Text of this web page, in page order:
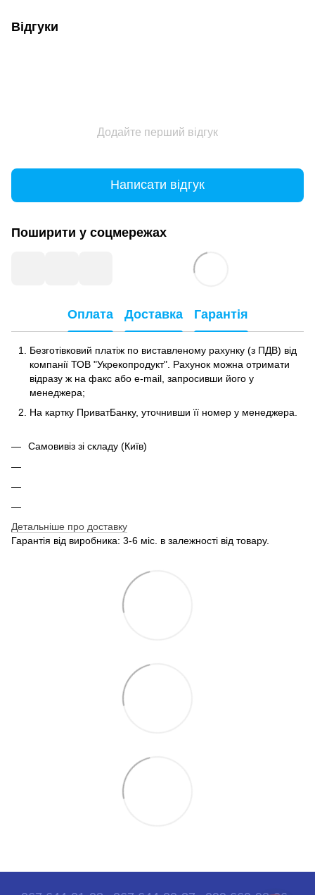
Відгуки
Додайте перший відгук
Написати відгук
Поширити у соцмережах
Оплата Доставка Гарантія
Безготівковий платіж по виставленому рахунку (з ПДВ) від
компанії ТОВ "Укрекопродукт". Рахунок можна отримати
відразу ж на факс або e-mail, запросивши його у
менеджера;
На картку ПриватБанку, уточнивши її номер у менеджера.
Самовивіз зі складу (Київ)
Детальніше про доставку
Гарантія від виробника: 3-6 міс. в залежності від товару.